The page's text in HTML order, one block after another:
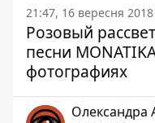
21:47, 16 вересня 2018
Розовый
песни
фотографиях
Олександра